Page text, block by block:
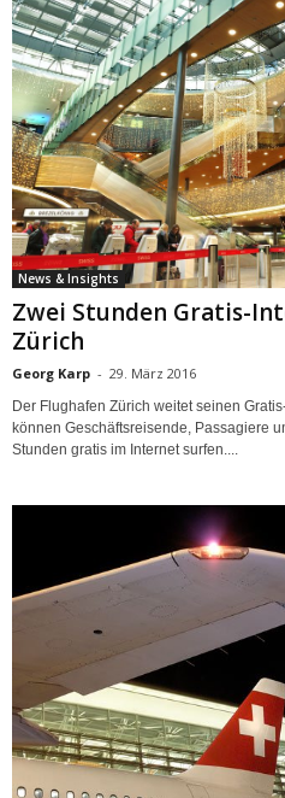
News & Insights
Zwei Stunden Gratis-
Zürich
Georg Karp - 29. März 2016
Der Flughafen Zürich weitet seinen
können Geschäftsreisende, Passagiere
Stunden gratis im Internet surfen....